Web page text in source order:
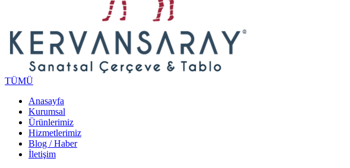
TÜMÜ
Anasayfa
Kurumsal
Ürünlerimiz
Hizmetlerimiz
Blog / Haber
İletişim